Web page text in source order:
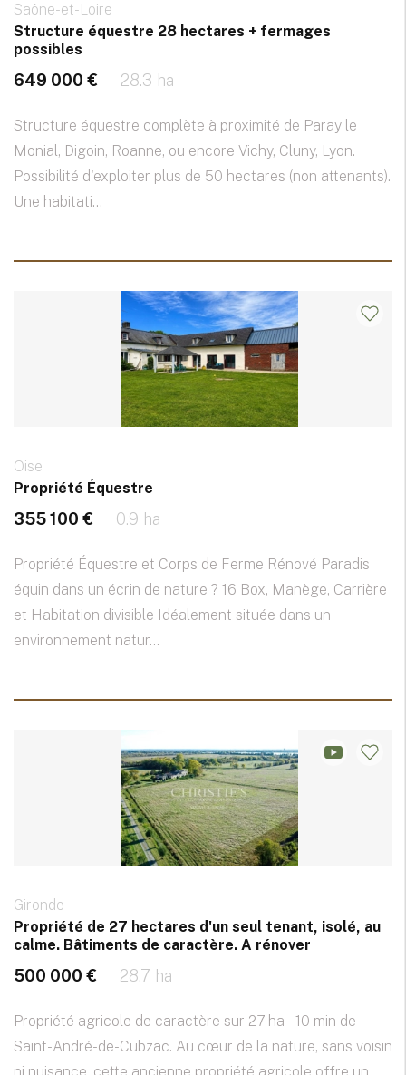
Saône-et-Loire
Structure équestre 28 hectares + fermages
possibles
649 000 € 28.3 ha
Structure équestre complète à proximité de Paray le
Monial, Digoin, Roanne, ou encore Vichy, Cluny, Lyon.
Possibilité d'exploiter plus de 50 hectares (non attenants).
Une habitati...
Oise
Propriété Équestre
355 100 € 0.9 ha
Propriété Équestre et Corps de Ferme Rénové Paradis
équin dans un écrin de nature ? 16 Box, Manège, Carrière
et Habitation divisible Idéalement située dans un
environnement natur...
Gironde
Propriété de 27 hectares d'un seul tenant, isolé, au
calme. Bâtiments de caractère. A rénover
500 000 € 28.7 ha
Propriété agricole de caractère sur 27 ha – 10 min de
Saint-André-de-Cubzac. Au cœur de la nature, sans voisin